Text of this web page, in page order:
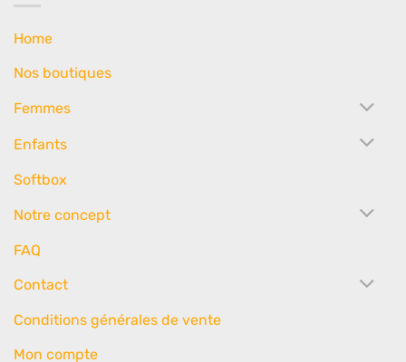
Home
Nos boutiques
Femmes
Enfants
Softbox
Notre concept
FAQ
Contact
Conditions générales de vente
Mon compte